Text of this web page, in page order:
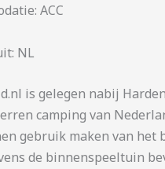
ACC
NL
is gelegen nabij
camping van
gebruik maken van
de binnenspeeltuin